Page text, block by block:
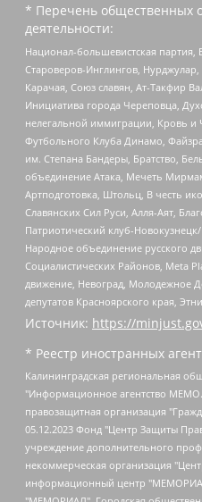
* Перечень общественных
деятельности:
Национал-большевистская
Староверов-Инглингов,
Карачая, Союз славян, Ат-Такфир
Инициатива города Череповца,
нелегальной иммиграции, Кровь и
Футбольного Клуба Динамо,
им. Степана Бандеры, Братство,
объединение Атака, Мечеть
Артподготовка, Штольц, В честь
Славянских Сил Руси, Алля-Аят,
Патриотический клуб-
Народное объединение русского
Социалистических Районов, Meta
движение, Невоград, Молодежное
депутатов Красноярского края,
Источник: https://
* Реестр иностранных
Калининградская региональная общественная организация "Экозащита!-Женсовет", Фонд содействия защите прав и свобод граждан "Общественный вердикт", Фонд "Институт Развития Свободы Информации", Частное учреждение "Информационное агентство МЕМО. РУ", Региональная общественная организация "Общественная комиссия по сохранению наследия академика Сахарова", Фонд поддержки свободы прессы, Санкт-Петербургская общественная правозащитная организация "Гражданский контроль", Межрегиональная общественная организация "Информационно-просветительский центр "Мемориал", Региональный Фонд "Центр Защиты Прав Средств Массовой Информации", с 05.12.2023 Фонд "Центр Защиты Прав Средств массовой информации", Региональная общественная благотворительная организация помощи беженцам и мигрантам "Гражданское содействие", Негосударственное образовательное учреждение дополнительного профессионального образования (повышение квалификации) специалистов "АКАДЕМИЯ ПО ПРАВАМ ЧЕЛОВЕКА", Свердловская региональная общественная организация "Сутяжник", Автономная некоммерческая организация "Центр независимых социологических исследований", Союз общественных объединений "Российский исследовательский центр по правам человека", Региональное общественное учреждение научно-информационный центр "МЕМОРИАЛ", Некоммерческая организация "Фонд защиты гласности", Автономная некоммерческая организация "Институт прав человека", Городская общественная организация "Екатеринбургское общество "МЕМОРИАЛ", Городская общественная организация